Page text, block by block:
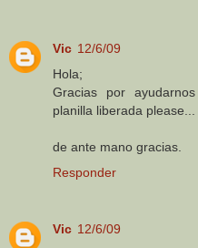
Vic 12/6/09
Hola;
Gracias por
planilla liberada please...
de ante mano gracias.
Responder
Vic 12/6/09